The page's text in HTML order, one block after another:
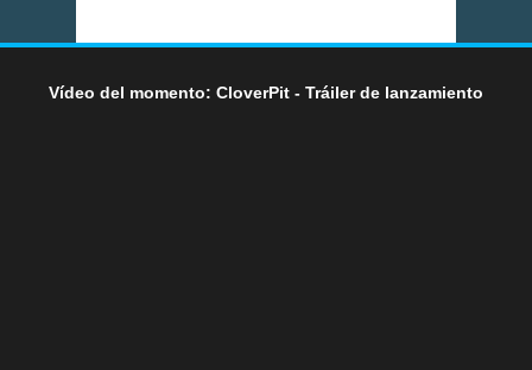
Vídeo del momento: CloverPit - Tráiler de lanzamiento